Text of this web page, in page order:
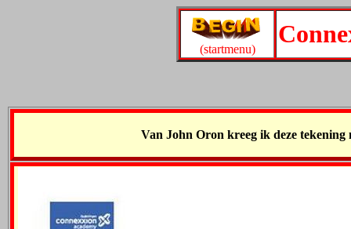
(startmenu)
Van John Oron kreeg ik deze